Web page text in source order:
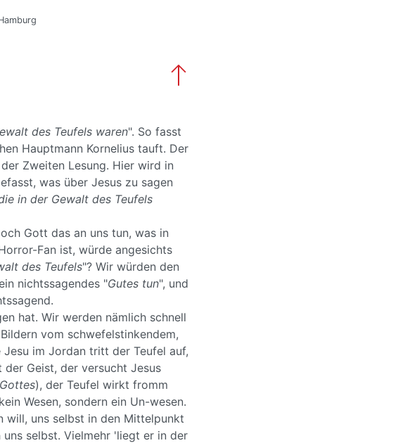
des Teufels waren". So fasst
Hauptmann Kornelius tauft. Der
Zweiten Lesung. Hier wird in
was über Jesus zu sagen
in der Gewalt des Teufels
Gott das an uns tun, was in
Fan ist, würde angesichts
des Teufels"? Wir würden den
nichtssagendes "Gutes tun", und
hat. Wir werden nämlich schnell
vom schwefelstinkendem,
im Jordan tritt der Teufel auf,
Geist, der versucht Jesus
), der Teufel wirkt fromm
Wesen, sondern ein Un-wesen.
will, uns selbst in den Mittelpunkt
selbst. Vielmehr 'liegt er in der